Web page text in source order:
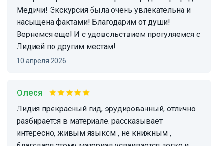
Медичи! Экскурсия была очень увлекательна и
насыщена фактами! Благодарим от души!
Вернемся еще! И с удовольствием прогуляемся с
Лидией по другим местам!
10 апреля 2026
Олеся
Лидия прекрасный гид, эрудированный, отлично
разбирается в материале. рассказывает
интересно, живым языком , не книжным ,